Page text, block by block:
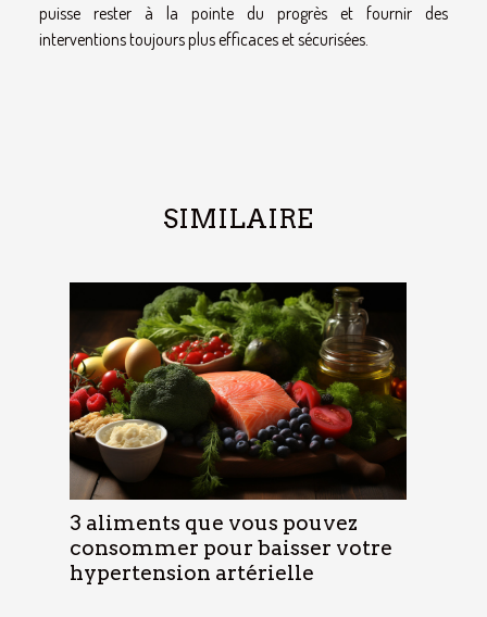
puisse rester à la pointe du progrès et fournir des
interventions toujours plus efficaces et sécurisées.
SIMILAIRE
3 aliments que vous pouvez
consommer pour baisser votre
hypertension artérielle